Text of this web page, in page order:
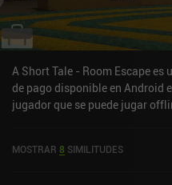
A Short Tale - Room Escape es
de pago disponible en Android
jugador que se puede jugar
en la App Store de iOS.
MOSTRAR 8 SIMILITUDES